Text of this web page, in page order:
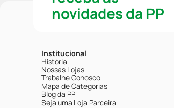
novidades da PP
Institucional
História
Nossas Lojas
Trabalhe Conosco
Mapa de Categorias
Blog da PP
Seja uma Loja Parceira